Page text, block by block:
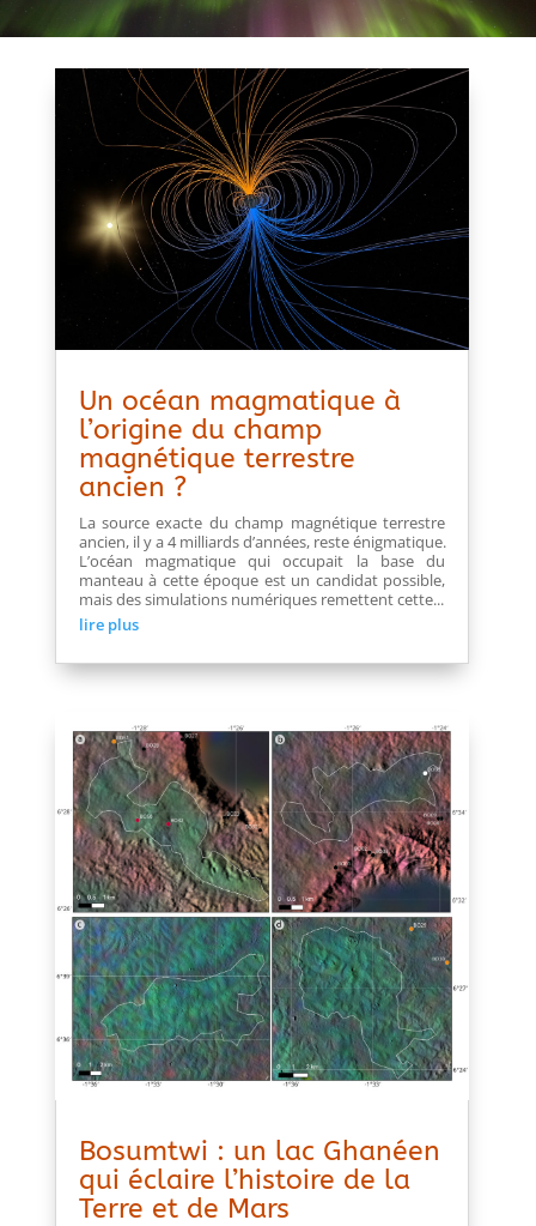
Un océan magmatique à
l’origine du champ
magnétique terrestre
ancien ?
La source exacte du champ magnétique terrestre
ancien, il y a 4 milliards d’années, reste énigmatique.
L’océan magmatique qui occupait la base du
manteau à cette époque est un candidat possible,
mais des simulations numériques remettent cette...
lire plus
Bosumtwi : un lac Ghanéen
qui éclaire l’histoire de la
Terre et de Mars